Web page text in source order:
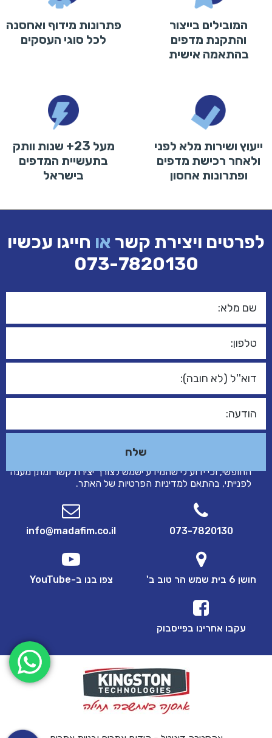
המובילים בייצור
והתקנת מדפים
בהתאמה אישית
פתרונות מידוף ואחסנה
לכל סוגי העסקים
ייעוץ ושירות מלא לפני
ולאחר רכישת מדפים
ופתרונות אחסון
מעל 23+ שנות וותק
בתעשיית המדפים
בישראל
לפרטים ויצירת קשר או חייגו עכשיו
073-7820130
אני מאשר/ת כי הפרטים שמסרתי בטופס זה נמסרו מרצוני
החופשי, וכי ידוע לי שהמידע ישמש לצורך יצירת קשר ומתן מענה
לפנייתי, בהתאם למדיניות הפרטיות של האתר.
073-7820130
info@madafim.co.il
חושן 6 בית שמש הר טוב ב' צפו בנו ב-YouTube
עקבו אחרינו בפייסבוק